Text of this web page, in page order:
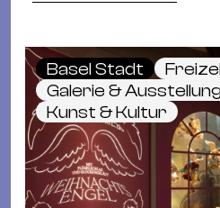
Basel Stadt
Galerie &
Kunst & Kultur